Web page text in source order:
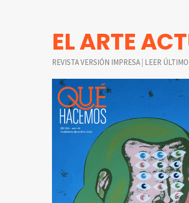
EL ARTE
REVISTA VERSIÓN IMPRESA | LEER